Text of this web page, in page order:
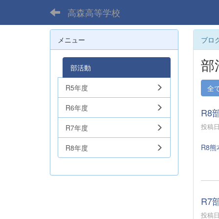
高森高等学校
ブロ
部
全
R8
投稿
R8熊
R7
投稿
メニュー
部活動
R5年度
R6年度
R7年度
R8年度